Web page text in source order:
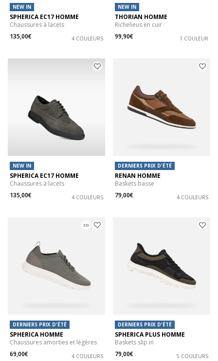
NEW IN
SPHERICA EC17 HOMME
Chaussures à lacets
135,00€
4 COULEURS
NEW IN
THORIAN HOMME
Richelieus en cuir
99,90€
1 COULEUR
NEW IN
SPHERICA EC17 HOMME
Chaussures à lacets
135,00€
4 COULEURS
DERNIERS PRIX D'ÉTÉ
RENAN HOMME
Baskets basse
79,00€
4 COULEURS
3D
DERNIERS PRIX D'ÉTÉ
SPHERICA HOMME
Chaussures amorties et légères
69,00€
4 COULEURS
DERNIERS PRIX D'ÉTÉ
SPHERICA PLUS HOMME
Baskets slip in
79,00€
5 COULEURS